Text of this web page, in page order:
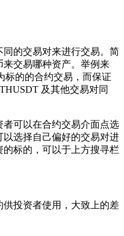
的交易对来进行交易。简
交易哪种资产。举例来
标的的合约交易，而保证
及其他交易对同
可以在合约交易介面点选
选择自己偏好的交易对进
标的，可以于上方搜寻栏
投资者使用，大致上的差